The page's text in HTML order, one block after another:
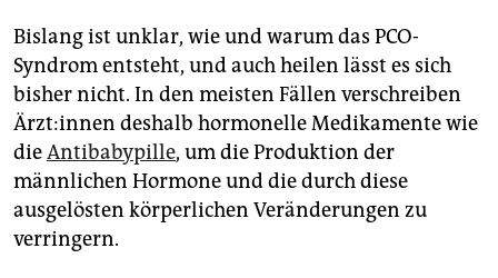
Bislang ist unklar, wie und warum das PCO-
Syndrom entsteht, und auch heilen lässt es sich
bisher nicht. In den meisten Fällen verschreiben
Ärz­t:in­nen deshalb hormonelle Medikamente wie
dieAntibabypille, um die Produktion der
männlichen Hormone und die durch diese
ausgelösten körperlichen Veränderungen zu
verringern.